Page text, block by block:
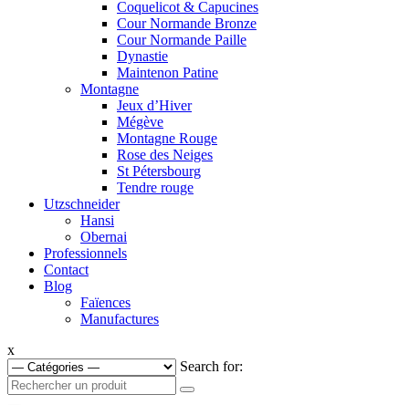
Coquelicot & Capucines
Cour Normande Bronze
Cour Normande Paille
Dynastie
Maintenon Patine
Montagne
Jeux d’Hiver
Mégève
Montagne Rouge
Rose des Neiges
St Pétersbourg
Tendre rouge
Utzschneider
Hansi
Obernai
Professionnels
Contact
Blog
Faïences
Manufactures
x
Search for: